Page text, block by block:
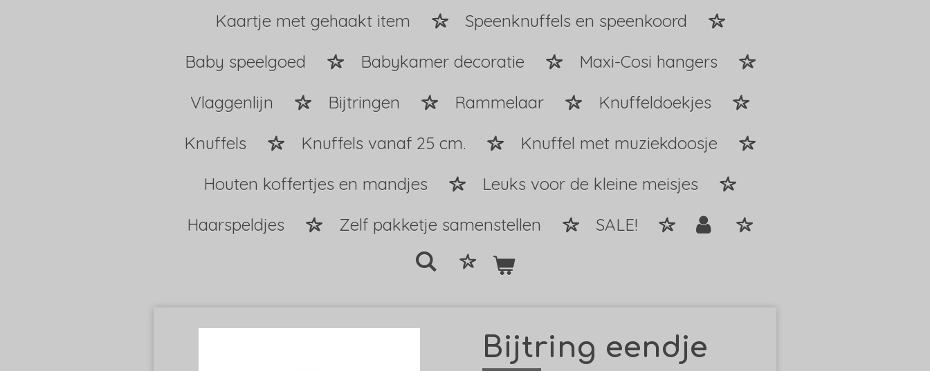
Kaartje met gehaakt item
Speenknuffels en speenkoord
Baby speelgoed
Babykamer decoratie
Maxi-Cosi hangers
Vlaggenlijn
Bijtringen Rammelaar
Knuffeldoekjes
Knuffels
Knuffels vanaf 25 cm.
Knuffel met muziekdoosje
Houten koffertjes en mandjes
Leuks voor de kleine meisjes
Haarspeldjes
Zelf pakketje samenstellen SALE!
Bijtring eendje